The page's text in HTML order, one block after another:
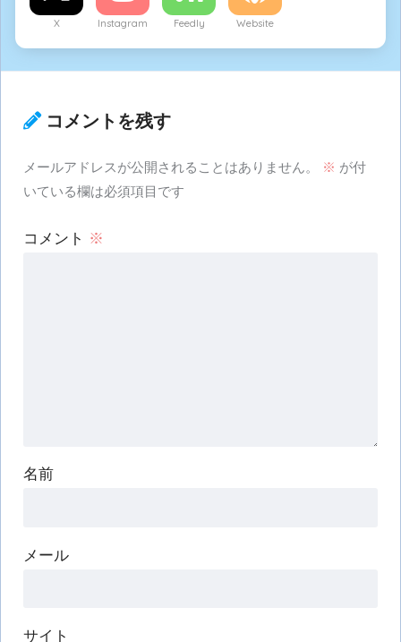
X Instagram Feedly Website
コメントを残す
メールアドレスが公開されることはありません。 ※ が付
いている欄は必須項目です
コメント ※
名前
メール
サイト